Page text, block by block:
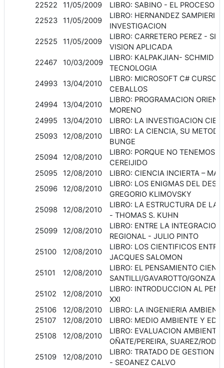
22522
11/05/2009
LIBRO: SABINO - EL PROCESO
22523
11/05/2009
LIBRO: HERNANDEZ SAMPIERI
INVESTIGACION
22525
11/05/2009
LIBRO: CARRETERO PEREZ -
VISION APLICADA
22467
10/03/2009
LIBRO: KALPAKJIAN- SCHMID -
TECNOLOGIA
24993
13/04/2010
LIBRO: MICROSOFT C# CURSO
CEBALLOS
24994
13/04/2010
LIBRO: PROGRAMACION
MORENO
24995
13/04/2010
LIBRO: LA INVESTIGACION
25093
12/08/2010
LIBRO: LA CIENCIA, SU
BUNGE
25094
12/08/2010
LIBRO: PORQUE NO TENEMOS
CEREIJIDO
25095
12/08/2010
LIBRO: CIENCIA INCIERTA –
25096
12/08/2010
LIBRO: LOS ENIGMAS DEL
GREGORIO KLIMOVSKY
25098
12/08/2010
LIBRO: LA ESTRUCTURA DE
- THOMAS S. KUHN
25099
12/08/2010
LIBRO: ENTRE LA
REGIONAL - JULIO PINTO
25100
12/08/2010
LIBRO: LOS CIENTIFICOS
JACQUES SALOMON
25101
12/08/2010
LIBRO: EL PENSAMIENTO
SANTILLI/GAVAROTTO/
25102
12/08/2010
LIBRO: INTRODUCCION AL
XXI
25106
12/08/2010
LIBRO: LA INGENIERIA
25107
12/08/2010
LIBRO: MEDIO AMBIENTE Y
25108
12/08/2010
LIBRO: EVALUACION
OÑATE/PEREIRA, SUAREZ/
25109
12/08/2010
LIBRO: TRATADO DE GESTION
- SEOANEZ CALVO